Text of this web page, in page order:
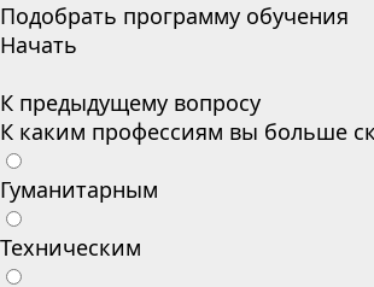
Подобрать программу обучения
Начать
К предыдущему вопросу
К каким профессиям вы больше
Гуманитарным
Техническим